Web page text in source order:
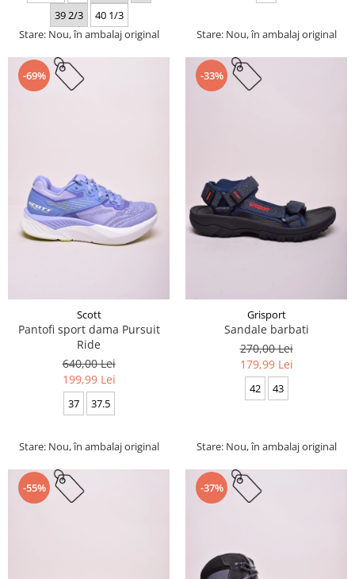
39 2/3
40 1/3
Stare: Nou, în ambalaj original
Stare: Nou, în ambalaj original
-69%
Scott
Pantofi sport dama Pursuit
Ride
640,00 Lei
199,99 Lei
37 37.5
Stare: Nou, în ambalaj original
-33%
Grisport
Sandale barbati
270,00 Lei
179,99 Lei
42 43
Stare: Nou, în ambalaj original
-55% -37%